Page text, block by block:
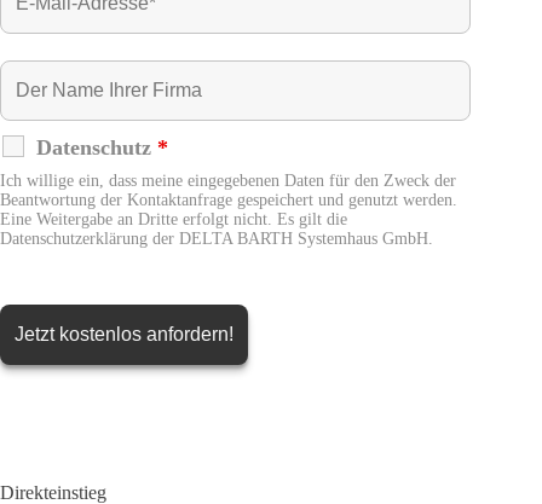
Datenschutz *
Ich willige ein, dass meine eingegebenen Daten für den Zweck der
Beantwortung der Kontaktanfrage gespeichert und genutzt werden.
Eine Weitergabe an Dritte erfolgt nicht. Es gilt die
Datenschutzerklärung der DELTA BARTH Systemhaus GmbH.
Direkteinstieg